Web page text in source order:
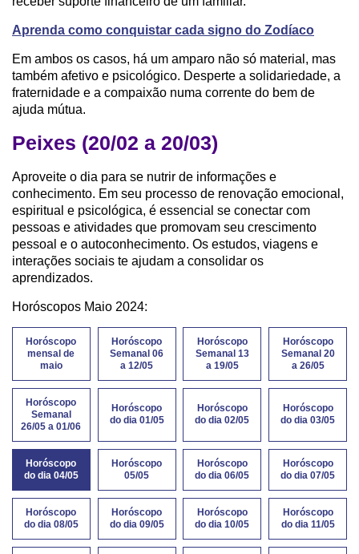
Aprenda como conquistar cada signo do Zodíaco
Em ambos os casos, há um amparo não só material, mas
também afetivo e psicológico. Desperte a solidariedade, a
fraternidade e a compaixão numa corrente do bem de
ajuda mútua.
Peixes (20/02 a 20/03)
Aproveite o dia para se nutrir de informações e
conhecimento. Em seu processo de renovação emocional,
espiritual e psicológica, é essencial se conectar com
pessoas e atividades que promovam seu crescimento
pessoal e o autoconhecimento. Os estudos, viagens e
interações sociais te ajudam a consolidar os
aprendizados.
Horóscopos Maio 2024:
Horóscopo
mensal de
maio
Horóscopo
Semanal 06
a 12/05
Horóscopo
Semanal 13
a 19/05
Horóscopo
Semanal 20
a 26/05
Horóscopo
Semanal
26/05 a 01/06
Horóscopo
do dia 01/05
Horóscopo
do dia 02/05
Horóscopo
do dia 03/05
Horóscopo
do dia 04/05
Horóscopo
05/05
Horóscopo
do dia 06/05
Horóscopo
do dia 07/05
Horóscopo
do dia 08/05
Horóscopo
do dia 09/05
Horóscopo
do dia 10/05
Horóscopo
do dia 11/05